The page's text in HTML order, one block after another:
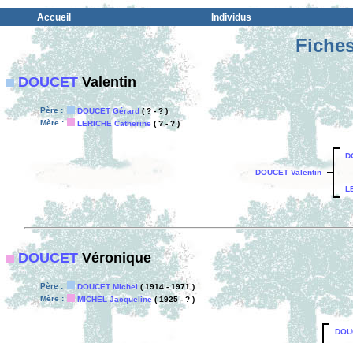
Accueil Individus
DOUCETValentin
Père : DOUCET Gérard( ? - ? )
Mère :
LERICHE Catherine ( ? - ? )
DOUCET Valentin
DOUCETVéronique
Père : DOUCET Michel( 1914 - 1971 )
Mère :
MICHEL Jacqueline( 1925 - ? )